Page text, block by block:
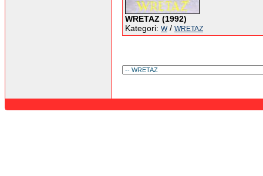
WRETAZ (1992)
Kategori: W/ WRETAZ